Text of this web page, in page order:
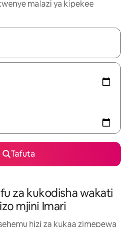
malazi ya kipekee
vinjari kwa kutumia vitufe vya
Tafuta
za kukodisha wakati
mjini Imari
hizi za kukaa zimepewa